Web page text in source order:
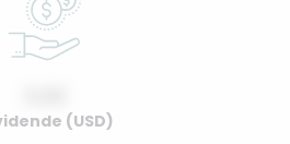
(USD)